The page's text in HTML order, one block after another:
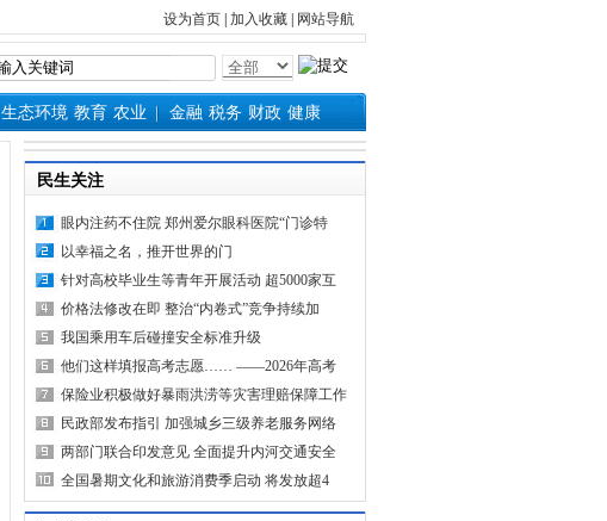
设为首页 加入收藏 网站导航
生态环境 教育 农业 金融 税务 财政 健康
民生关注
眼内注药不住院 郑州爱尔眼科医院“门诊特
以幸福之名，推开世界的门
针对高校毕业生等青年开展活动 超5000家互
价格法修改在即 整治“内卷式”竞争持续加
我国乘用车后碰撞安全标准升级
他们这样填报高考志愿…… ——2026年高考
保险业积极做好暴雨洪涝等灾害理赔保障工作
民政部发布指引 加强城乡三级养老服务网络
两部门联合印发意见 全面提升内河交通安全
全国暑期文化和旅游消费季启动 将发放超4